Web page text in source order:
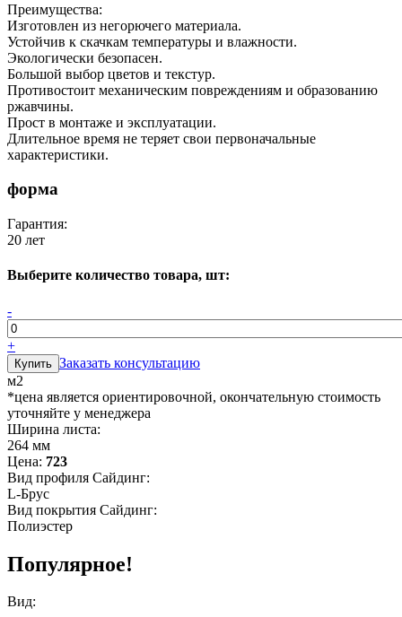
Преимущества:
Изготовлен из негорючего материала.
Устойчив к скачкам температуры и влажности.
Экологически безопасен.
Большой выбор цветов и текстур.
Противостоит механическим повреждениям и образованию
ржавчины.
Прост в монтаже и эксплуатации.
Длительное время не теряет свои первоначальные
характеристики.
форма
Гарантия:
20 лет
Выберите количество товара, шт:
-
+
Заказать консультацию
м2
*цена является ориентировочной, окончательную стоимость
уточняйте у менеджера
Ширина листа:
264 мм
Цена: 723
Вид профиля Сайдинг:
L-Брус
Вид покрытия Сайдинг:
Полиэстер
Популярное!
Вид: